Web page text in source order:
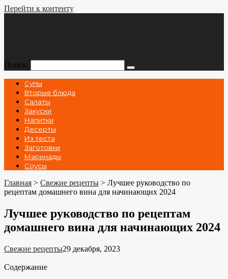
Перейти к контенту
Поиск:
Супы
Вторые блюда
Салаты
Закуски
Напитки
Десерты
Из теста
Заготовки
Маринады
Соусы
Главная > Свежие рецепты > Лучшее руководство по
рецептам домашнего вина для начинающих 2024
Лучшее руководство по рецептам
домашнего вина для начинающих 2024
Свежие рецепты29 декабря, 2023
Содержание